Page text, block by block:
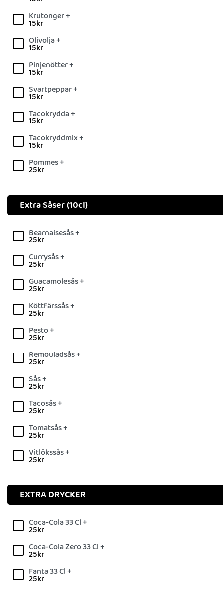
Krutonger +
15kr
Olivolja +
15kr
Pinjenötter +
15kr
Svartpeppar +
15kr
Tacokrydda +
15kr
Tacokryddmix +
15kr
Pommes +
25kr
Extra Såser (10cl)
Bearnaisesås +
25kr
Currysås +
25kr
Guacamolesås +
25kr
Köttfärssås +
25kr
Pesto +
25kr
Remouladsås +
25kr
Sås +
25kr
Tacosås +
25kr
Tomatsås +
25kr
Vitlökssås +
25kr
EXTRA DRYCKER
Coca-Cola 33 Cl +
25kr
Coca-Cola Zero 33 Cl +
25kr
Fanta 33 Cl +
25kr